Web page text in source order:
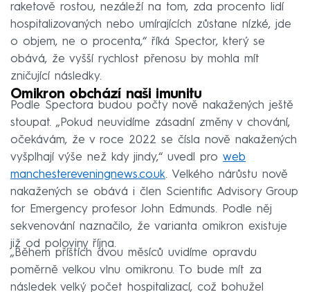
raketově rostou, nezáleží na tom, zda procento lidí
hospitalizovaných nebo umírajících zůstane nízké, jde
o objem, ne o procenta,“ říká Spector, který se
obává, že vyšší rychlost přenosu by mohla mít
zničující následky.
Omikron obchází naši imunitu
Podle Spectora budou počty nově nakažených ještě
stoupat. „Pokud neuvidíme zásadní změny v chování,
očekávám, že v roce 2022 se čísla nově nakažených
vyšplhají výše než kdy jindy,“ uvedl pro web
manchestereveningnews.co.uk. Velkého nárůstu nově
nakažených se obává i člen Scientific Advisory Group
for Emergency profesor John Edmunds. Podle něj
sekvenování naznačilo, že varianta omikron existuje
již od poloviny října.
„Během příštích dvou měsíců uvidíme opravdu
poměrně velkou vlnu omikronu. To bude mít za
následek velký počet hospitalizací, což bohužel